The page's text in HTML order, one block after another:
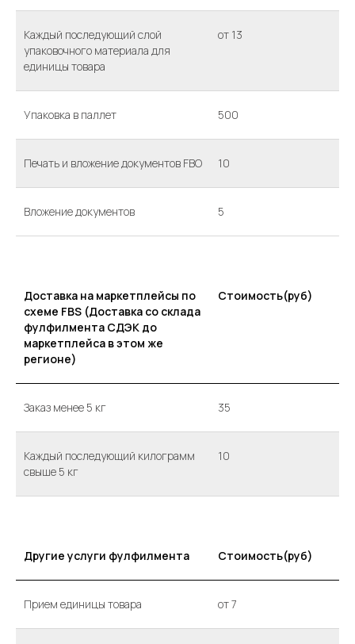
Каждый последующий слой
упаковочного материала для
единицы товара
от 13
Упаковка в паллет 500
Печать и вложение документов FBO 10
Вложение документов 5
Доставка на маркетплейсы по
схеме FBS (Доставка со склада
фулфилмента СДЭК до
маркетплейса в этом же
регионе)
Стоимость(руб)
Заказ менее 5 кг 35
Каждый последующий килограмм
свыше 5 кг
10
Другие услуги фулфилмента Стоимость(руб)
Прием единицы товара от 7